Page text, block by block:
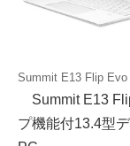
Summit E13 Flip
Summit E13
プ機能付13.4型